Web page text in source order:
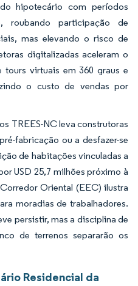
hipotecário com períodos
roubando participação de
mas elevando o risco de
digitalizadas aceleram o
virtuais em 360 graus e
o custo de vendas por
TREES-NC leva construtoras
fabricação ou a desfazer-se
de habitações vinculadas a
USD 25,7 milhões próximo à
Oriental (EEC) ilustra
moradias de trabalhadores.
persistir, mas a disciplina de
de terrenos separarão os
Residencial da